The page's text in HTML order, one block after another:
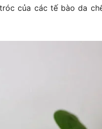
của các tế bào da